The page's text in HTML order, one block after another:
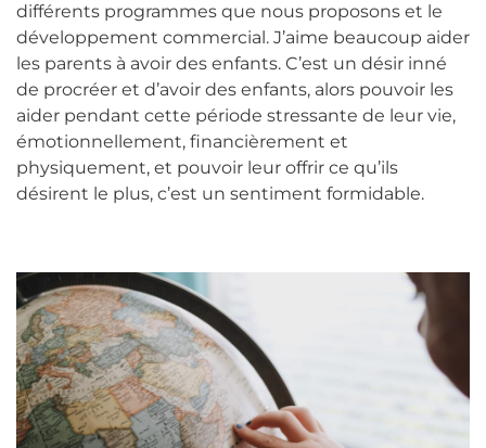
différents programmes que nous proposons et le
développement commercial. J’aime beaucoup aider
les parents à avoir des enfants. C’est un désir inné
de procréer et d’avoir des enfants, alors pouvoir les
aider pendant cette période stressante de leur vie,
émotionnellement, financièrement et
physiquement, et pouvoir leur offrir ce qu’ils
désirent le plus, c’est un sentiment formidable.